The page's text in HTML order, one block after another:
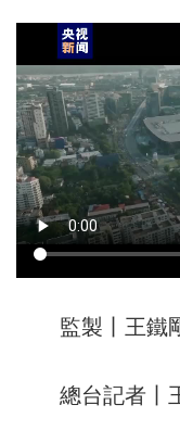
監製丨王鐵
總台記者丨